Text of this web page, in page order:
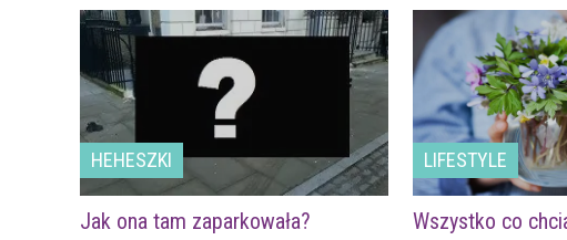
HEHESZKI
Jak ona tam zaparkowała?
LIFESTYLE
Wszystko co